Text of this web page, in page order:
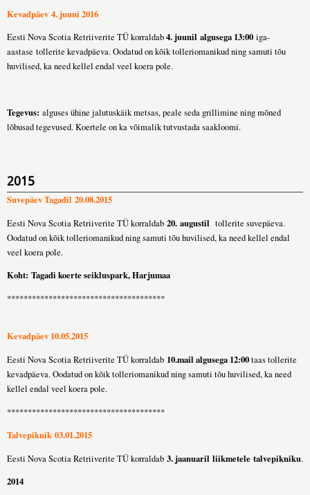
Kevadpäev 4. juuni 2016
Eesti Nova Scotia Retriiverite TÜ korraldab4. juunil algusega 13:00 iga-
aastase tollerite kevadpäeva. Oodatud on kõik tolleriomanikud ning samuti tõu
huvilised, ka need kellel endal veel koera pole.
Tegevus: alguses ühine jalutuskäik metsas, peale seda grillimine ning mõned
lõbusad tegevused. Koertele on ka võimalik tutvustada saakloomi.
2015
Suvepäev Tagadil 20.08.2015
Eesti Nova Scotia Retriiverite TÜ korraldab 20. augustil tollerite suvepäeva.
Oodatud on kõik tolleriomanikud ning samuti tõu huvilised, ka need kellel endal
veel koera pole.
Koht: Tagadi koerte seikluspark, Harjumaa
**************************************
Kevadpäev 10.05.2015
Eesti Nova Scotia Retriiverite TÜ korraldab 10.mail algusega 12:00taas tollerite
kevadpäeva. Oodatud on kõik tolleriomanikud ning samuti tõu huvilised, ka need
kellel endal veel koera pole.
**************************************
Talvepiknik 03.01.2015
Eesti Nova Scotia Retriiverite TÜ korraldab 3. jaanuaril liikmetele talvepikniku.
2014